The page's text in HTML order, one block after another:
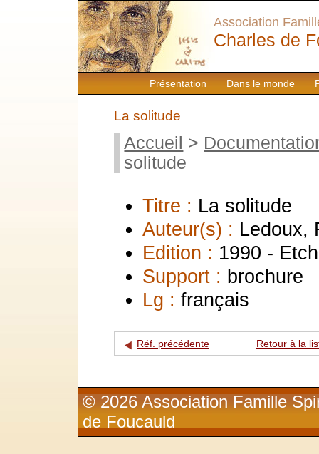
Présentation Dans le monde
Association
Charles de
La solitude
Accueil >
solitude
Titre : La solitude
Auteur(s) : Ledoux,
Edition : 1990 -
Support : brochure
Lg : français
Réf. précédente Retour à la
© 2026 Association Famille
de Foucauld